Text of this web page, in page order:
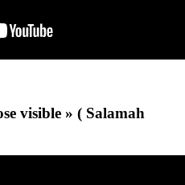
visible » ( Salamah